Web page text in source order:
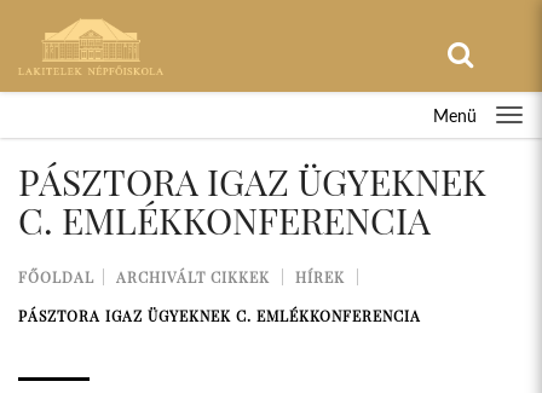
Menü
PÁSZTORA IGAZ ÜGYEKNEK
C. EMLÉKKONFERENCIA
FŐOLDAL ARCHIVÁLT CIKKEK
HÍREK
PÁSZTORA IGAZ ÜGYEKNEK C. EMLÉKKONFERENCIA